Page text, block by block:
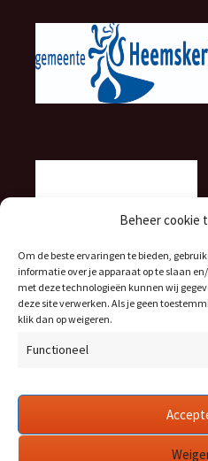
Beheer cookie
Om de beste ervaringen te bieden,
informatie over je apparaat op te slaan
met deze technologieën kunnen wij
deze site verwerken. Als je geen
klik dan op weigeren.
Functioneel